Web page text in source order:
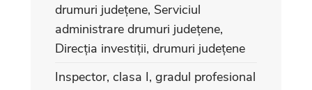
drumuri județene, Serviciul
administrare drumuri județene,
Direcția investiții, drumuri județene
Inspector, clasa I, gradul profesional